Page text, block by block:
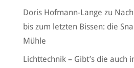
Doris Hofmann-Lange zu
bis zum letzten Bissen: die
Mühle
Lichttechnik – Gibt’s die auch